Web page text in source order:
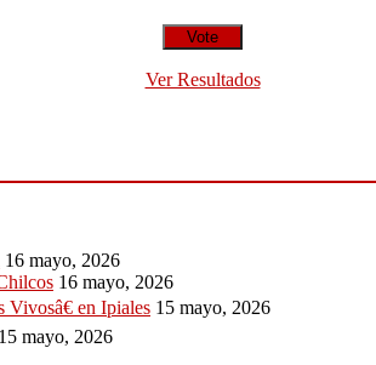
Ver Resultados
16 mayo, 2026
16 mayo, 2026
en Ipiales 15 mayo, 2026
15 mayo, 2026